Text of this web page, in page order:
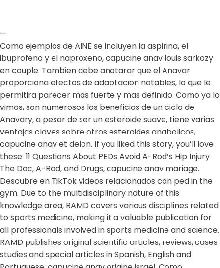
—
Como ejemplos de AINE se incluyen la aspirina, el
ibuprofeno y el naproxeno, capucine anav louis sarkozy
en couple. Tambien debe anotarar que el Anavar
proporciona efectos de adaptacion notables, lo que le
permitira parecer mas fuerte y mas definido. Como ya lo
vimos, son numerosos los beneficios de un ciclo de
Anavary, a pesar de ser un esteroide suave, tiene varias
ventajas claves sobre otros esteroides anabolicos,
capucine anav et delon. If you liked this story, you’ll love
these: 11 Questions About PEDs Avoid A-Rod’s Hip Injury
The Doc, A-Rod, and Drugs, capucine anav mariage.
Descubre en TikTok videos relacionados con ped in the
gym. Due to the multidisciplinary nature of this
knowledge area, RAMD covers various disciplines related
to sports medicine, making it a valuable publication for
all professionals involved in sports medicine and science.
RAMD publishes original scientific articles, reviews, cases
studies and special articles in Spanish, English and